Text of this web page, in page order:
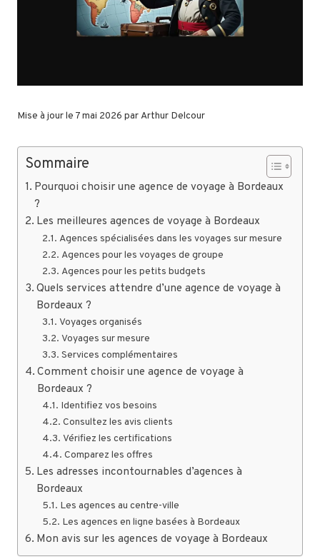
Mise à jour le 7 mai 2026 parArthur Delcour
Sommaire
Pourquoi choisir une agence de voyage à Bordeaux
?
Les meilleures agences de voyage à Bordeaux
Agences spécialisées dans les voyages sur mesure
Agences pour les voyages de groupe
Agences pour les petits budgets
Quels services attendre d’une agence de voyage à
Bordeaux ?
Voyages organisés
Voyages sur mesure
Services complémentaires
Comment choisir une agence de voyage à
Bordeaux ?
Identifiez vos besoins
Consultez les avis clients
Vérifiez les certifications
Comparez les offres
Les adresses incontournables d’agences à
Bordeaux
Les agences au centre-ville
Les agences en ligne basées à Bordeaux
Mon avis sur les agences de voyage à Bordeaux